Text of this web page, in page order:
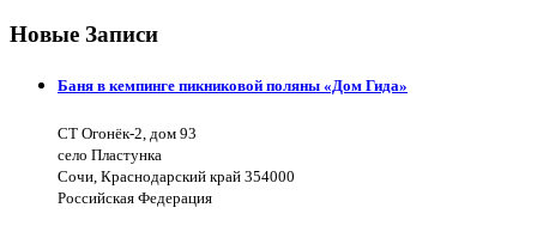
Новые Записи
Баня в кемпинге пикниковой поляны «Дом Гида»
СТ Огонёк-2, дом 93
село Пластунка
Сочи, Краснодарский край 354000
Российская Федерация